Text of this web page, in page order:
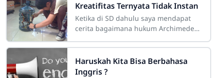
Kreatifitas Ternyata Tidak Instan
Ketika di SD dahulu saya mendapat
cerita bagaimana hukum Archimedes
Katanya, suatu saat Archimedes (si
penemu) mandi di
Haruskah Kita Bisa Berbahasa
Inggris ?